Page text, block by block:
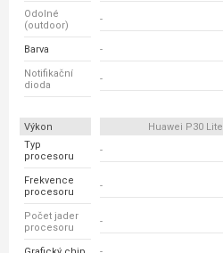
Odolné
(outdoor)
-
Barva -
Notifikační
dioda
-
Výkon Huawei P30 Lite
Typ
procesoru
-
Frekvence
procesoru
-
Počet jader
procesoru
-